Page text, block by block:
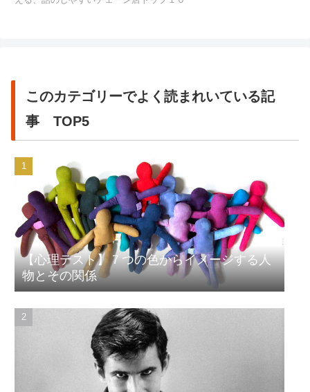
このカテゴリーでよく読まれいている記
事 TOP5
【心理テスト】７つの色からイメージする人
物とその関係